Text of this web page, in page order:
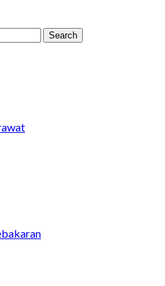
Search